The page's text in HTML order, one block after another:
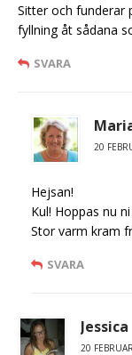
Sitter och funderar
fyllning åt sådana
SVARA
20
Hejsan!
Kul! Hoppas nu
Stor varm kram
SVARA
Jessica
20